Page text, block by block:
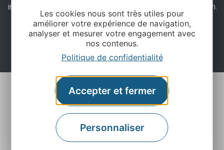
Les cookies nous sont très utiles pour
améliorer votre expérience de navigation,
analyser et mesurer votre engagement avec
nos contenus.
Politique de confidentialité
Accepter et fermer
Personnaliser
inspirer pour profiter pleinement de votre séjour en Aveyron.
Je m'abonne ici